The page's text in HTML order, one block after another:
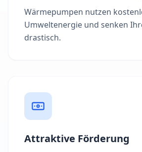
Wärmepumpen nutzen
Umweltenergie und senken
drastisch.
Attraktive Förderung